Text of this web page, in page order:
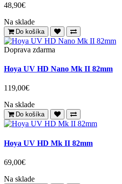
48,90€
Na sklade
Do košíka
Doprava zdarma
Hoya UV HD Nano Mk II 82mm
119,00€
Na sklade
Do košíka
Hoya UV HD Mk II 82mm
69,00€
Na sklade